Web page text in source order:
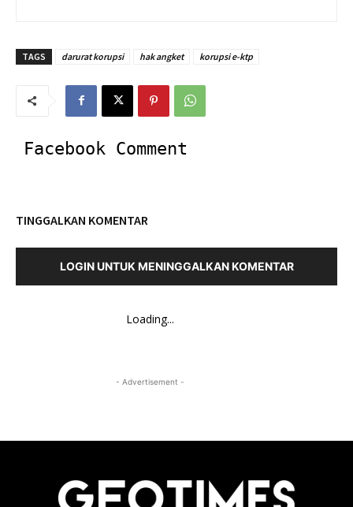
TAGS darurat korupsi hak angket korupsi e-ktp
Facebook Comment
TINGGALKAN KOMENTAR
LOGIN UNTUK MENINGGALKAN KOMENTAR
Loading...
- Advertisement -